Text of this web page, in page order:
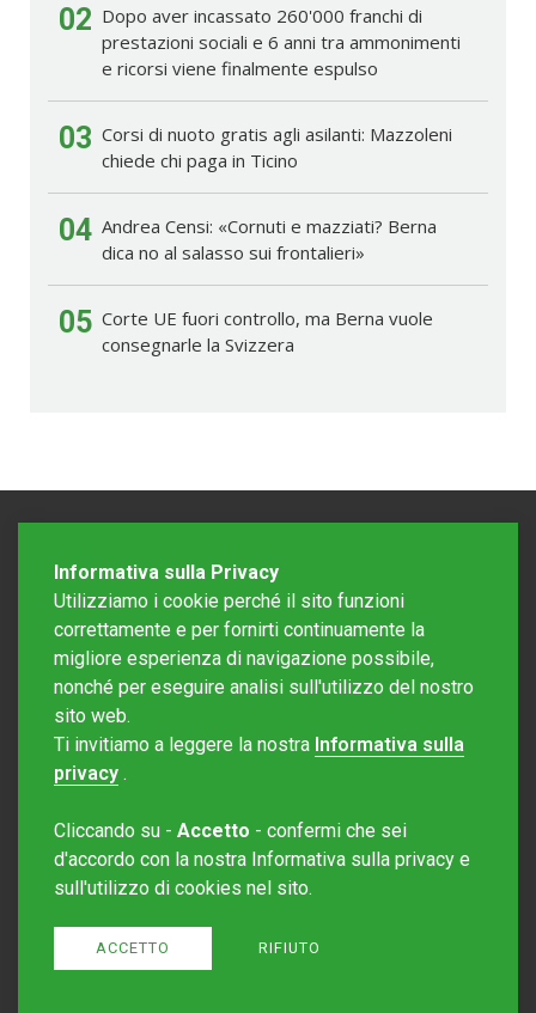
02 Dopo aver incassato 260'000 franchi di
prestazioni sociali e 6 anni tra ammonimenti
e ricorsi viene finalmente espulso
03 Corsi di nuoto gratis agli asilanti: Mazzoleni
chiede chi paga in Ticino
04 Andrea Censi: «Cornuti e mazziati? Berna
dica no al salasso sui frontalieri»
05 Corte UE fuori controllo, ma Berna vuole
consegnarle la Svizzera
Editore Rotostampa SA
Sito creato daRedesign
Informativa sulla Privacy
Utilizziamo i cookie perché il sito funzioni
correttamente e per fornirti continuamente la
migliore esperienza di navigazione possibile,
nonché per eseguire analisi sull'utilizzo del nostro
sito web.
Ti invitiamo a leggere la nostra Informativa sulla
privacy .
Cliccando su - Accetto - confermi che sei
d'accordo con la nostra Informativa sulla privacy e
sull'utilizzo di cookies nel sito.
ACCETTO RIFIUTO